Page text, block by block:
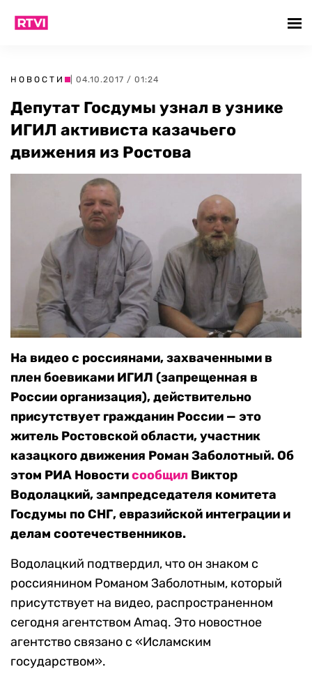
НОВОСТИ | 04.10.2017 / 01:24
Депутат Госдумы узнал в узнике
ИГИЛ активиста казачьего
движения из Ростова
На видео с россиянами, захваченными в
плен боевиками ИГИЛ (запрещенная в
России организация), действительно
присутствует гражданин России — это
житель Ростовской области, участник
казацкого движения Роман Заболотный. Об
этом РИА Новостисообщил Виктор
Водолацкий, зампредседателя комитета
Госдумы по СНГ, евразийской интеграции и
делам соотечественников.
Водолацкий подтвердил, что он знаком с
россиянином Романом Заболотным, который
присутствует на видео, распространенном
сегодня агентством Amaq. Это новостное
агентство связано с «Исламским
государством».